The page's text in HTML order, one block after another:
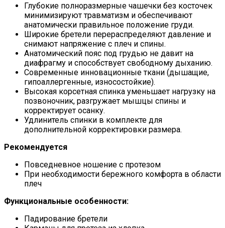
Глубокие полноразмерные чашечки без косточек
минимизируют травматизм и обеспечивают
анатомически правильное положение груди.
Широкие бретели перераспределяют давление и
снимают напряжение с плеч и спины.
Анатомический пояс под грудью не давит на
диафрагму и способствует свободному дыханию.
Современные инновационные ткани (дышащие,
гипоаллергенные, износостойкие).
Высокая корсетная спинка уменьшает нагрузку на
позвоночник, разгружает мышцы спины и
корректирует осанку.
Удлинитель спинки в комплекте для
дополнительной корректировки размера.
Рекомендуется
Повседневное ношение с протезом
При необходимости бережного комфорта в области
плеч
Функциональные особенности:
Падирование бретели